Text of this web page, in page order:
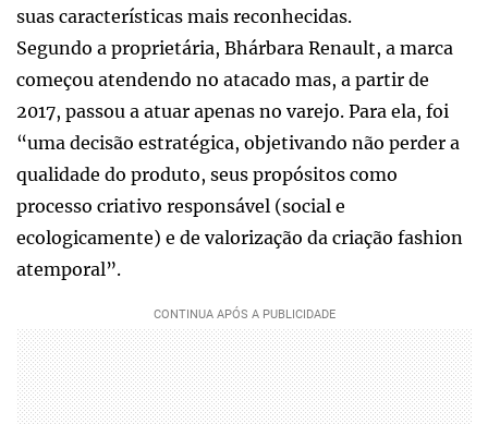
suas características mais reconhecidas.
Segundo a proprietária, Bhárbara Renault, a marca
começou atendendo no atacado mas, a partir de
2017, passou a atuar apenas no varejo. Para ela, foi
“uma decisão estratégica, objetivando não perder a
qualidade do produto, seus propósitos como
processo criativo responsável (social e
ecologicamente) e de valorização da criação fashion
atemporal”.